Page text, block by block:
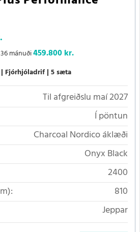
mánuði459.800 kr.
Fjórhjóladrif 5 sæta
Til afgreiðslu maí 2027
Í pöntun
Charcoal Nordico áklæði
Onyx Black
2400
810
Jeppar